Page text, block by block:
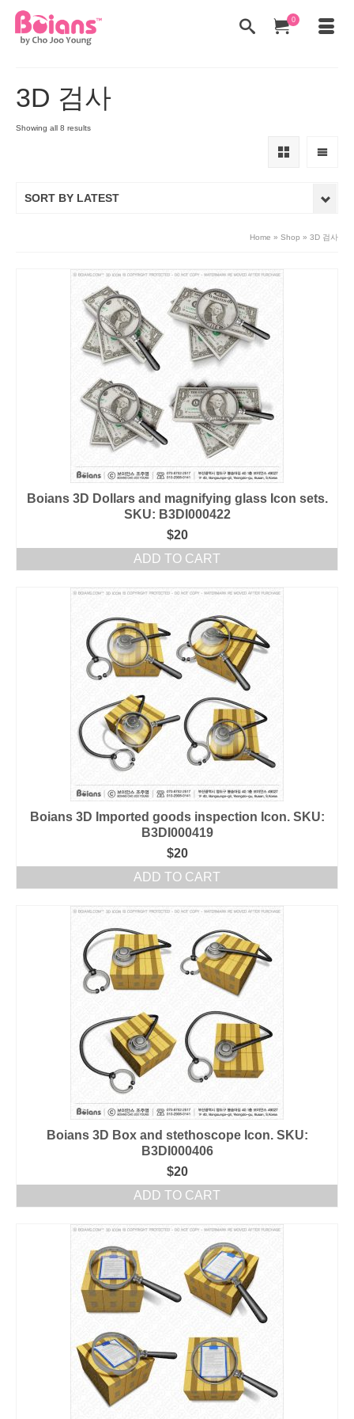
0
3D 검사
Showing all 8 results
SORT BY LATEST
Home » Shop » 3D 검사
Boians 3D Dollars and magnifying glass Icon sets.
SKU: B3DI000422
$20
ADD TO CART
Boians 3D Imported goods inspection Icon. SKU:
B3DI000419
$20
ADD TO CART
Boians 3D Box and stethoscope Icon. SKU:
B3DI000406
$20
ADD TO CART